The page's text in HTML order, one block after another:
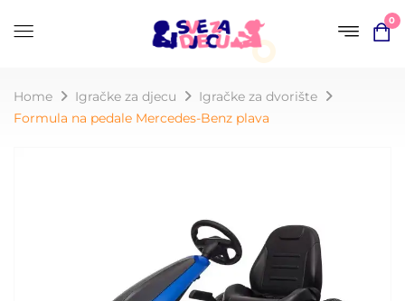
0
Home Igračke za djecu
Igračke za dvorište
Formula na pedale Mercedes-Benz plava